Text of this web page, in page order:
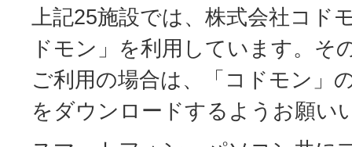
上記25施設では、株式会社コド
ドモン」を利用しています。そ
ご利用の場合は、「コドモン」
をダウンロードするようお願い